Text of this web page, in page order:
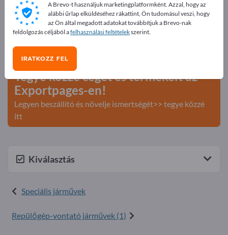
Hirdessen ingyen az Exportpages-
en!
Tegye közzé cégét és termékeit az
Exportpages-en!
Legyen beszállító és növelje ismertségét>> tegye közzé
itt
Kiválasztás
Speciális járművek
Repülőgép-vontató járművek (1)
A Brevo-t használjuk marketingplatformként. Azzal, hogy az
alábbi űrlap elküldéséhez rákattint, Ön tudomásul veszi, hogy
az Ön által megadott adatokat továbbítjuk a Brevo-nak
feldolgozás céljából afelhasználási feltételekszerint.
IRATKOZZ FEL